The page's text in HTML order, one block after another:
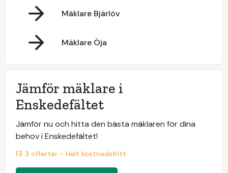
Mäklare Bjärlöv
Mäklare Öja
Jämför mäklare i
Enskedefältet
Jämför nu och hitta den bästa mäklaren för dina
behov i Enskedefältet!
Få 3 offerter - Helt kostnadsfritt